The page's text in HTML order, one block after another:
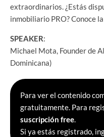
extraordinarios. ¿Estás
inmobiliario PRO? Conoce
SPEAKER:
Michael Mota, Founder de
Dominicana)
Para ver el contenido
gratuitamente. Para
suscripción free.
Si ya estás registrado,